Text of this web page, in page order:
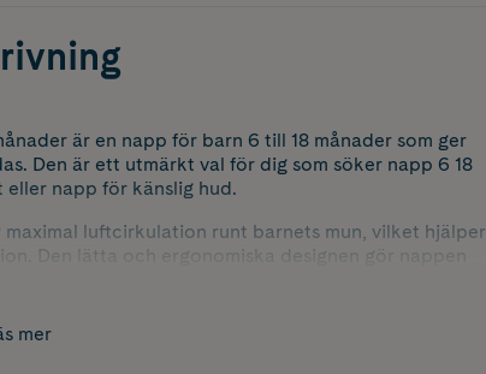
är en napp för barn 6 till 18 månader som ger
Den är ett utmärkt val för dig som söker napp 6 18
napp för känslig hud.
luftcirkulation runt barnets mun, vilket hjälper
Den lätta och ergonomiska designen gör nappen
mun och accepteras lätt, vilket skapar lugn och
nappen enkel att hitta i mörkret utan att störa
mer